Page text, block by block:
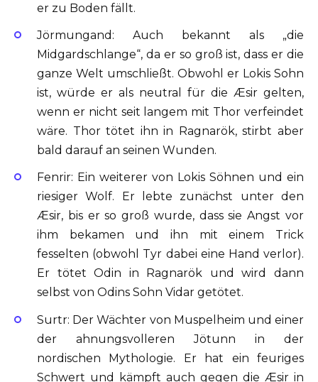
er zu Boden fällt.
Jörmungand: Auch bekannt als „die
Midgardschlange“, da er so groß ist, dass er die
ganze Welt umschließt. Obwohl er Lokis Sohn
ist, würde er als neutral für die Æsir gelten,
wenn er nicht seit langem mit Thor verfeindet
wäre. Thor tötet ihn in Ragnarök, stirbt aber
bald darauf an seinen Wunden.
Fenrir: Ein weiterer von Lokis Söhnen und ein
riesiger Wolf. Er lebte zunächst unter den
Æsir, bis er so groß wurde, dass sie Angst vor
ihm bekamen und ihn mit einem Trick
fesselten (obwohl Tyr dabei eine Hand verlor).
Er tötet Odin in Ragnarök und wird dann
selbst von Odins Sohn Vidar getötet.
Surtr: Der Wächter von Muspelheim und einer
der ahnungsvolleren Jötunn in der
nordischen Mythologie. Er hat ein feuriges
Schwert und kämpft auch gegen die Æsir in